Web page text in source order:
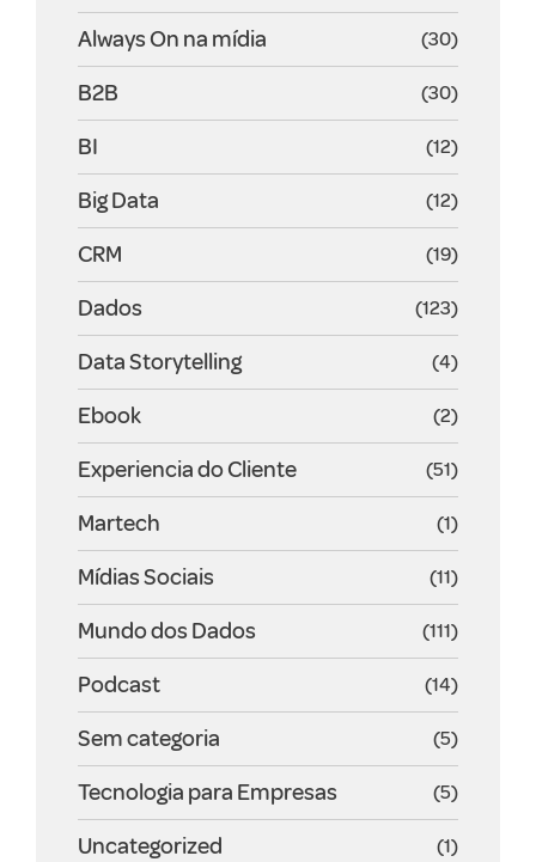
Always On na mídia (30)
B2B (30)
BI (12)
Big Data (12)
CRM (19)
Dados (123)
Data Storytelling (4)
Ebook (2)
Experiencia do Cliente (51)
Martech (1)
Mídias Sociais (11)
Mundo dos Dados (111)
Podcast (14)
Sem categoria (5)
Tecnologia para Empresas (5)
Uncategorized (1)